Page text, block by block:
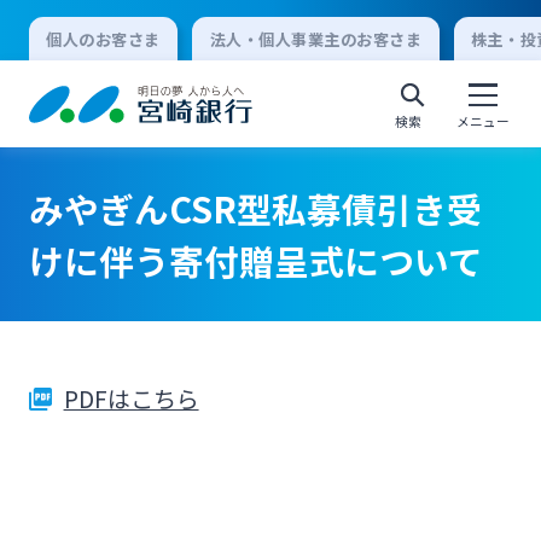
個人のお客さま 法人・個人事業主のお客さま 株主・
検索 メニュー
個人向けインターネットバンキング
ログオン
法人向けインターネットバンキング
みやぎんCSR型私募債引き受
けに伴う寄付贈呈式について
PDFはこちら